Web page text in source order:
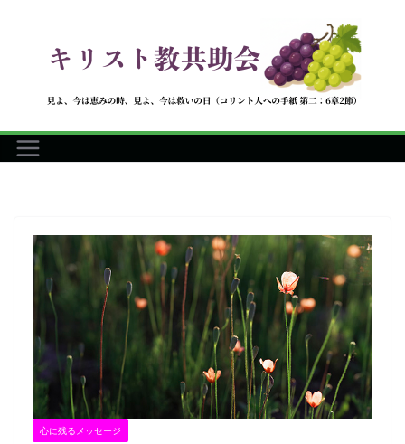
へ
ス
心に残るメッセージ